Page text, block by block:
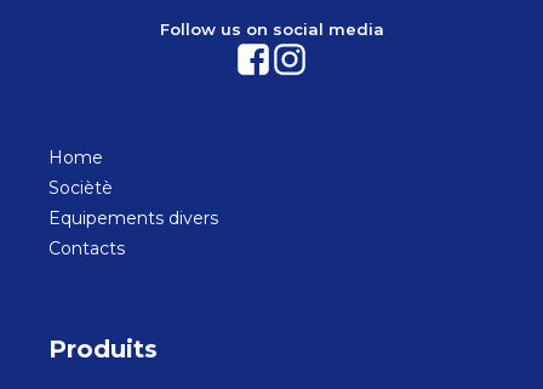
Follow us on social media
Home
Sociètè
Equipements divers
Contacts
Produits